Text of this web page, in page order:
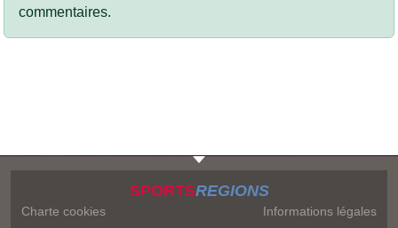
commentaires.
SPORTSREGIONS
Charte cookies Informations légales